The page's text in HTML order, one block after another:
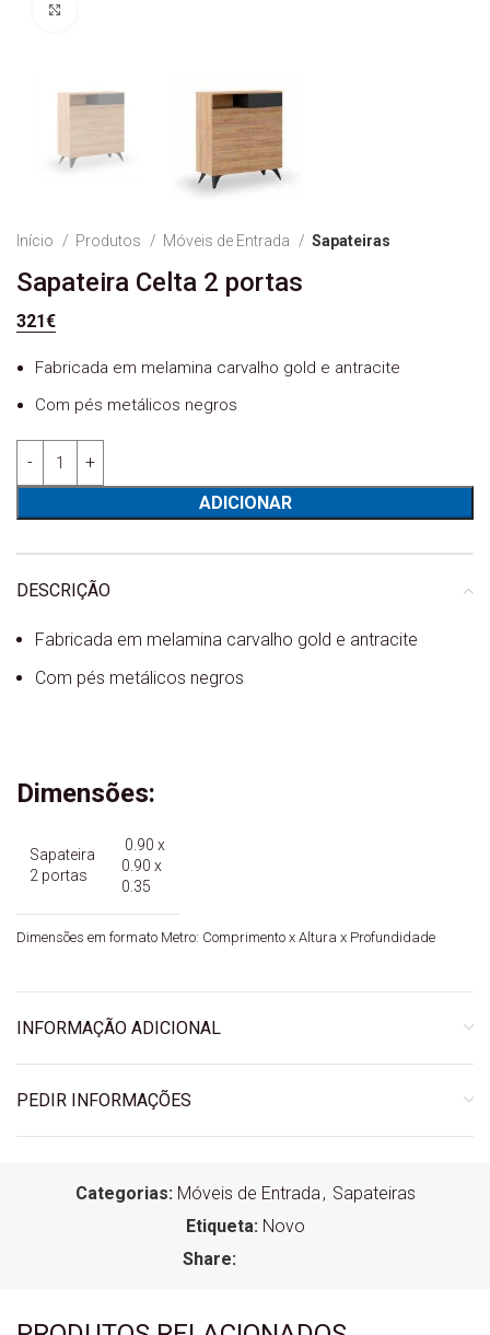
Início Produtos Móveis de Entrada Sapateiras
Sapateira Celta 2 portas
321€
Fabricada em melamina carvalho gold e antracite
Com pés metálicos negros
ADICIONAR
DESCRIÇÃO
Fabricada em melamina carvalho gold e antracite
Com pés metálicos negros
Dimensões:
Sapateira
2 portas
0.90 x
0.90 x
0.35
Dimensões em formato Metro: Comprimento x Altura x Profundidade
INFORMAÇÃO ADICIONAL
PEDIR INFORMAÇÕES
Categorias: Móveis de Entrada , Sapateiras
Etiqueta: Novo
Share: